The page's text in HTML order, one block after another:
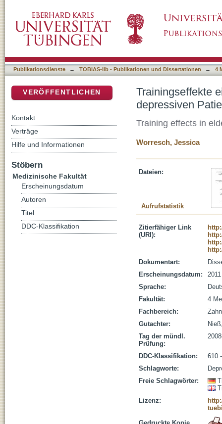
Publikationsdienste → TOBIAS-lib - Publikationen und Dissertationen → 4
Trainingseffekte
depressiven
Training effects in
Worresch, Jessica
Dateien:
Aufrufstatistik
Zitierfähiger Link
(URI):
Dokumentart:
Erscheinungsdatum:
2011
Sprache:
Fakultät:
4
Fachbereich:
Gutachter:
Tag der mündl.
Prüfung:
DDC-Klassifikation:
610
Schlagworte:
Freie Schlagwörter:
Lizenz:
VERÖFFENTLICHEN
Kontakt
Verträge
Hilfe und Informationen
Stöbern
Medizinische Fakultät
Erscheinungsdatum
Autoren
Titel
DDC-Klassifikation